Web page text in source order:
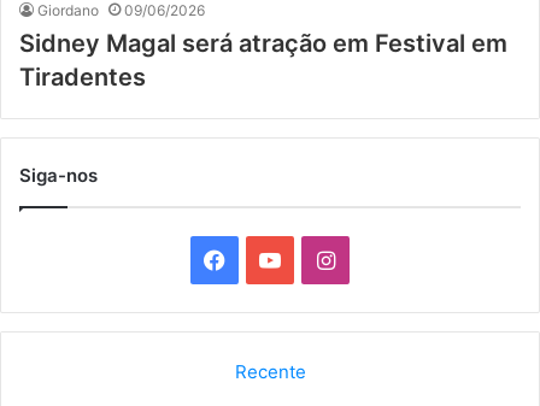
Giordano 09/06/2026
Sidney Magal será atração em Festival em
Tiradentes
Siga-nos
a
o
I
n
Recente